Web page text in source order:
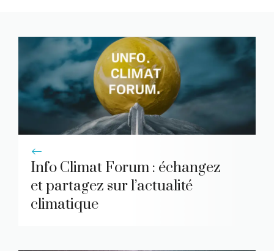
Info Climat Forum : échangez
et partagez sur l’actualité
climatique